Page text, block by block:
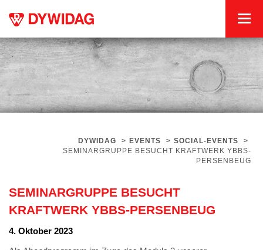
DYWIDAG > EVENTS > SOCIAL-EVENTS
>
SEMINARGRUPPE BESUCHT KRAFTWERK YBBS-
PERSENBEUG
SEMINARGRUPPE BESUCHT
KRAFTWERK YBBS-PERSENBEUG
4. Oktober 2023